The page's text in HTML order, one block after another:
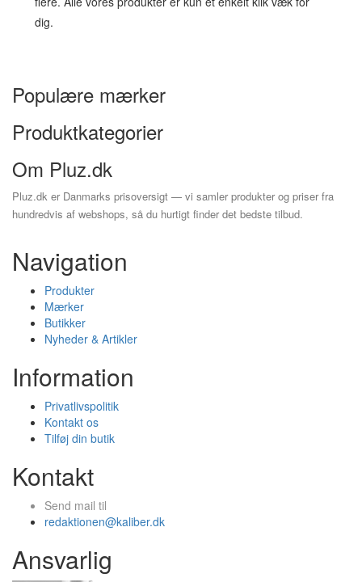
dig.
Populære mærker
Produktkategorier
Om Pluz.dk
Pluz.dk er Danmarks prisoversigt — vi samler produkter og priser fra
hundredvis af webshops, så du hurtigt finder det bedste tilbud.
Navigation
Produkter
Mærker
Butikker
Nyheder & Artikler
Information
Privatlivspolitik
Kontakt os
Tilføj din butik
Kontakt
Send mail til
redaktionen@kaliber.dk
Ansvarlig